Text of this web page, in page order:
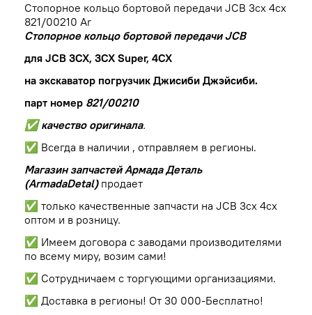
Стопорное кольцо бортовой передачи JCB 3cx 4cx
821/00210 Ar
Стопорное кольцо бортовой передачи JCB
для JCB 3CX, 3CX Super, 4CX
на экскаватор погрузчик Джисиби Джэйсиби.
парт номер 821/00210
✅ качество оригинала.
✅ Всегда в наличии , отправляем в регионы.
Магазин запчастей Армада Деталь
(ArmadaDetal) продает
✅ только качественные запчасти на JCB 3cx 4cx
оптом и в розницу.
✅ Имеем договора с заводами производителями
по всему миру, возим сами!
✅ Сотрудничаем с торгующими организациями.
✅ Доставка в регионы! От 30 000-Бесплатно!